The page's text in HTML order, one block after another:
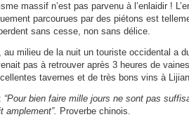
massif n’est pas parvenu à l’enlaidir !
parcourues par des piétons est
sans cesse, non sans délice.
au milieu de la nuit un touriste occidental a
pas à retrouver après 3 heures de
tavernes et de très bons vins à
“Pour bien faire mille jours ne sont pas
amplement”. Proverbe chinois.